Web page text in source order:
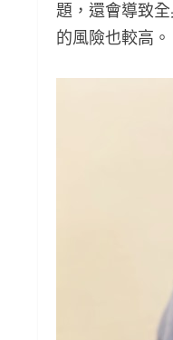
題，還會導致
的風險也較高。